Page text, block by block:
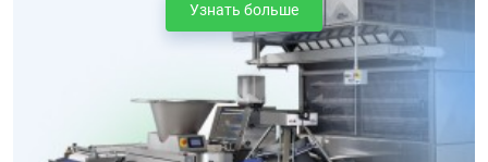
Узнать больше